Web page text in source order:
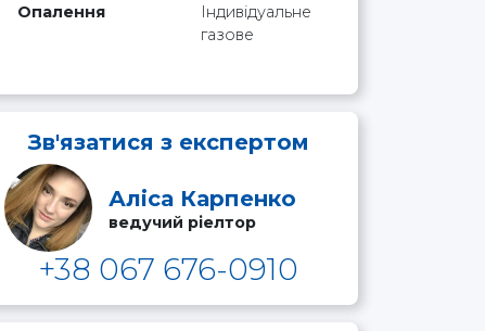
Опалення
Індивідуальне
газове
Зв'язатися з експертом
Аліса Карпенко
ведучий ріелтор
+38 067 676-0910